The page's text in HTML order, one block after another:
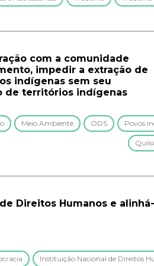
com a comunidade
impedir a extração de
indígenas sem seu
de territórios indígenas
Meio Ambiente ODS Povos
Direitos Humanos e
Instituição Nacional de Direitos